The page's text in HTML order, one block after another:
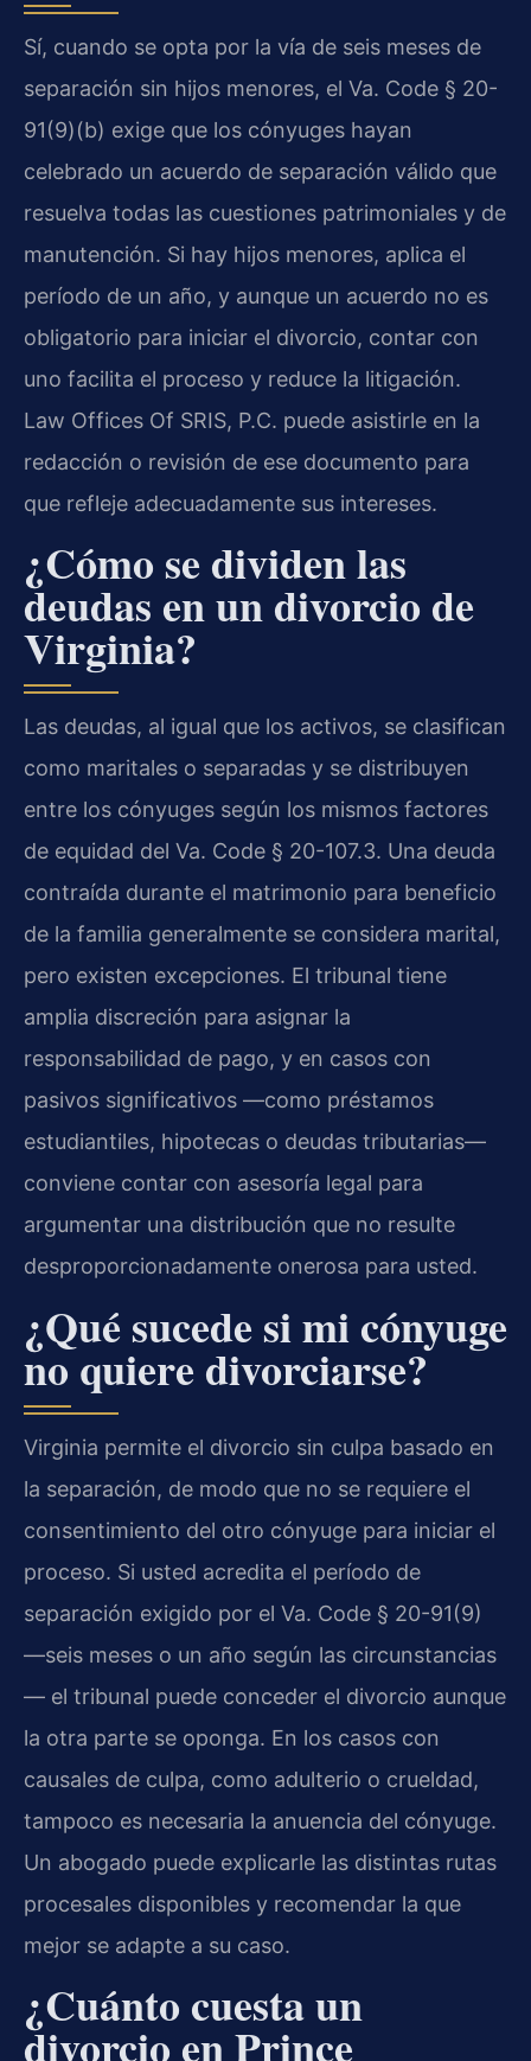
Sí, cuando se opta por la vía de seis meses de
separación sin hijos menores, el Va. Code § 20-
91(9)(b) exige que los cónyuges hayan
celebrado un acuerdo de separación válido que
resuelva todas las cuestiones patrimoniales y de
manutención. Si hay hijos menores, aplica el
período de un año, y aunque un acuerdo no es
obligatorio para iniciar el divorcio, contar con
uno facilita el proceso y reduce la litigación.
Law Offices Of SRIS, P.C. puede asistirle en la
redacción o revisión de ese documento para
que refleje adecuadamente sus intereses.
¿Cómo se dividen las
deudas en un divorcio de
Virginia?
Las deudas, al igual que los activos, se clasifican
como maritales o separadas y se distribuyen
entre los cónyuges según los mismos factores
de equidad del Va. Code § 20-107.3. Una deuda
contraída durante el matrimonio para beneficio
de la familia generalmente se considera marital,
pero existen excepciones. El tribunal tiene
amplia discreción para asignar la
responsabilidad de pago, y en casos con
pasivos significativos —como préstamos
estudiantiles, hipotecas o deudas tributarias—
conviene contar con asesoría legal para
argumentar una distribución que no resulte
desproporcionadamente onerosa para usted.
¿Qué sucede si mi cónyuge
no quiere divorciarse?
Virginia permite el divorcio sin culpa basado en
la separación, de modo que no se requiere el
consentimiento del otro cónyuge para iniciar el
proceso. Si usted acredita el período de
separación exigido por el Va. Code § 20-91(9)
—seis meses o un año según las circunstancias
— el tribunal puede conceder el divorcio aunque
la otra parte se oponga. En los casos con
causales de culpa, como adulterio o crueldad,
tampoco es necesaria la anuencia del cónyuge.
Un abogado puede explicarle las distintas rutas
procesales disponibles y recomendar la que
mejor se adapte a su caso.
¿Cuánto cuesta un
divorcio en Prince